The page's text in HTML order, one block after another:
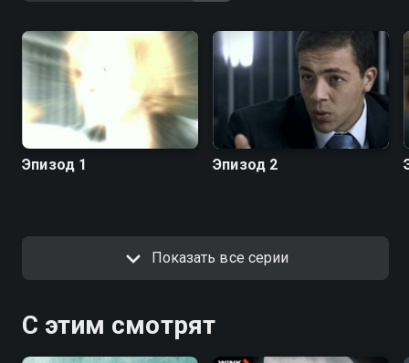
Эпизод 1 Эпизод 2
Показать все серии
С этим смотрят